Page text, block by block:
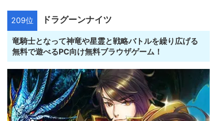
209位 ドラグーンナイツ
竜騎士となって神竜や星霊と戦略バトルを繰り広げる
無料で遊べるPC向け無料ブラウザゲーム！